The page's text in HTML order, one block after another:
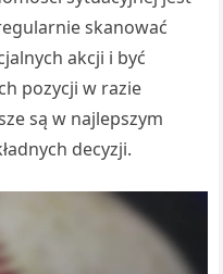
skanować
akcji i być
pozycji w razie
są w najlepszym
decyzji.